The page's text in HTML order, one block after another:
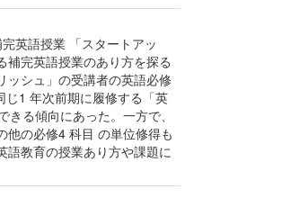
英語授業 「スタートアッ
補完英語授業のあり方を探る
ッシュ」の受講者の英語必修
1 年次前期に履修する「英
る傾向にあった。一方で、
他の必修4 科目 の単位修得も
語教育の授業あり方や課題に